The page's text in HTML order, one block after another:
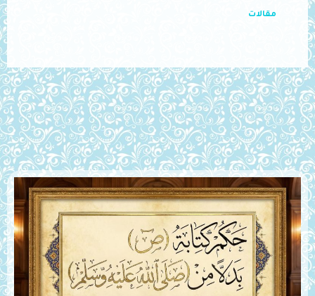
مقالات